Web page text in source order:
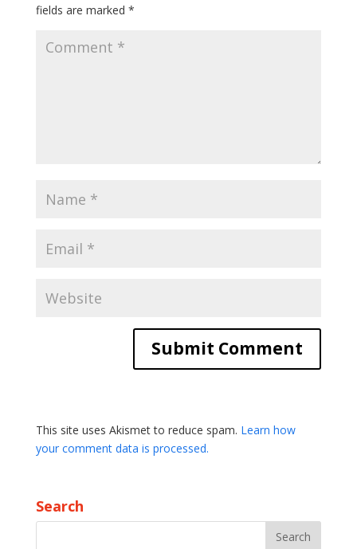
fields are marked *
This site uses Akismet to reduce spam. Learn how
your comment data is processed.
Search